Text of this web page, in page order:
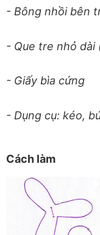
- Bông nhồi bên
- Que tre nhỏ dài
- Giấy bìa cứng
- Dụng cụ: kéo,
Cách làm